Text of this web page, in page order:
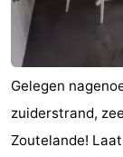
Gelegen
zuiderstrand,
Zoutelande!